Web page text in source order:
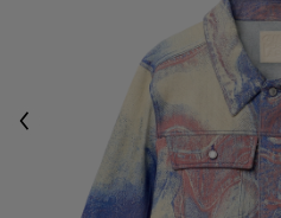
Previous